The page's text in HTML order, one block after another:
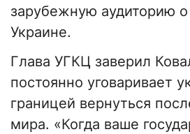
зарубежную аудиторию
Украине.
Глава УГКЦ заверил
постоянно уговаривает
границей вернуться
мира. «Когда ваше